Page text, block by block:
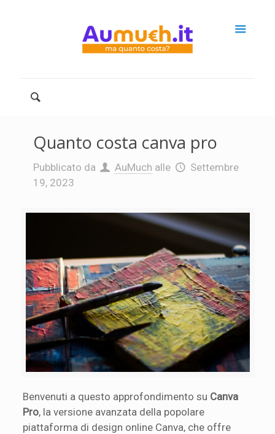
Quanto costa canva pro
Pubblicato da AuMuch alle
Settembre
19, 2023
Benvenuti a questo approfondimento su Canva
Pro, la versione avanzata della popolare
piattaforma di design online Canva, che offre